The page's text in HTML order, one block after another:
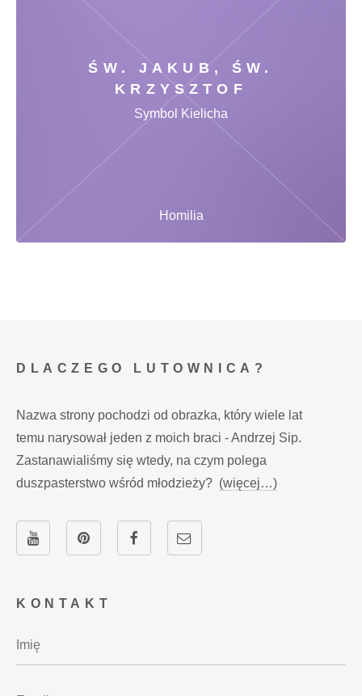
ŚW. JAKUB, ŚW.
KRZYSZTOF
Homilia
Symbol Kielicha
KONTAKT
DLACZEGO LUTOWNICA?
Nazwa strony pochodzi od obrazka, który wiele lat
temu narysował jeden z moich braci - Andrzej Sip.
Zastanawialiśmy się wtedy, na czym polega
duszpasterstwo wśród młodzieży? (więcej…)